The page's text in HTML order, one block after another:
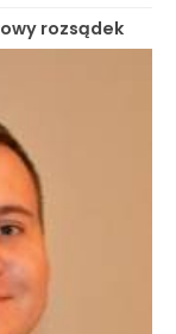
rozsądek